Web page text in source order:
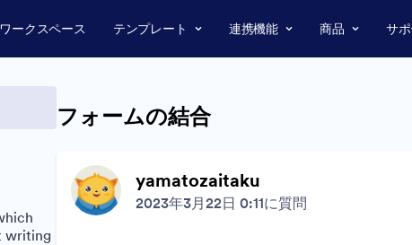
ークスペース テンプレート 連携機能 商品 サ
writing
フォームの結合
yamatozaitaku
2023年3月22日 0:11に質問